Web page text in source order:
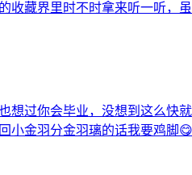
藏界里时不时拿来听一听，
过你会毕业，没想到这么
小金羽分金羽璃的话我要鸡脚😋